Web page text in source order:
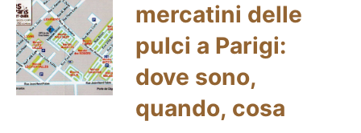
mercatini delle
pulci a Parigi:
dove sono,
quando, cosa